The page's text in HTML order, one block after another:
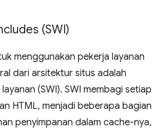
(SWI)
menggunakan pekerja layanan
dari arsitektur situs adalah
(SWI). SWI membagi setiap
HTML, menjadi beberapa bagian
penyimpanan dalam cache-nya,